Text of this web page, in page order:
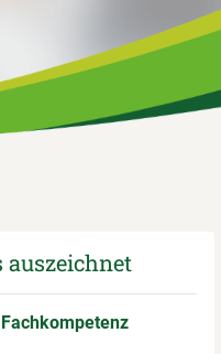
auszeichnet